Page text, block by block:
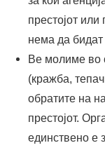
престојот
нема да
Ве молиме во
(кражба,
обратите на
престојот.
единствено е